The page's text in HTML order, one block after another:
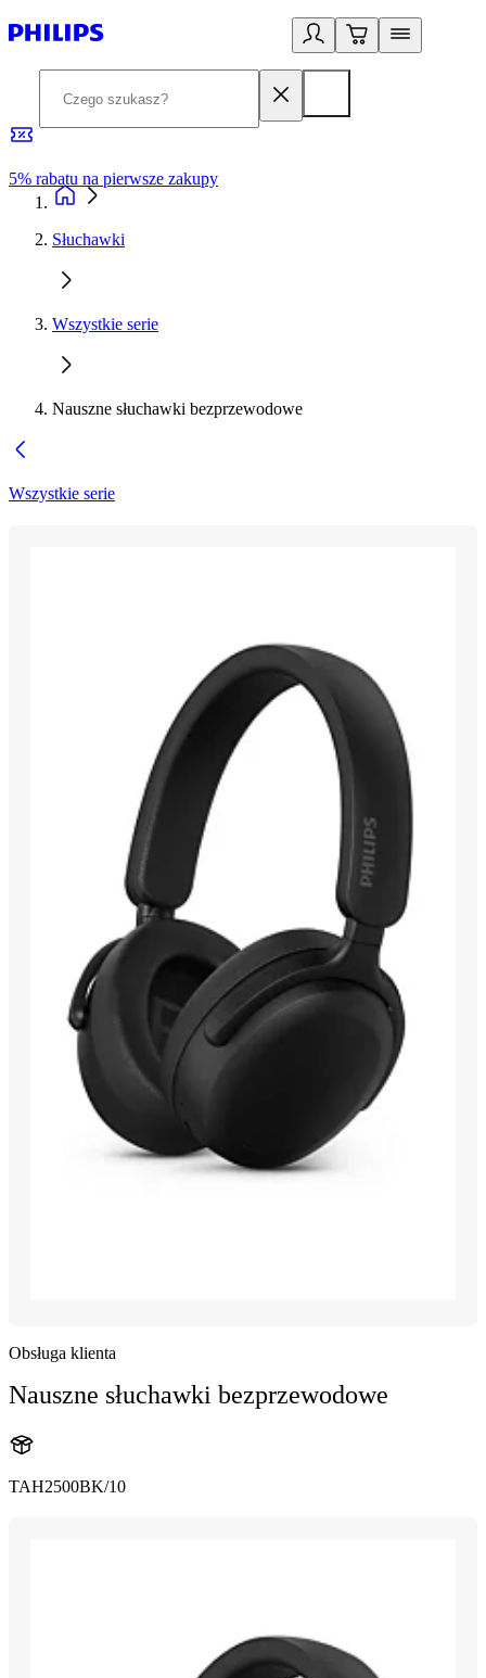
5% rabatu na pierwsze zakupy
Słuchawki
Wszystkie serie
Nauszne słuchawki bezprzewodowe
Wszystkie serie
Obsługa klienta
Nauszne słuchawki bezprzewodowe
TAH2500BK/10